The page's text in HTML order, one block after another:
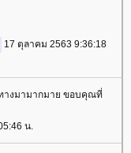
17 ตุลาคม 2563 9:36:18
างมามากมาย ขอบคุณที่
น.